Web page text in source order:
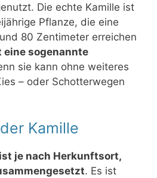
Die echte Kamille ist
Pflanze, die eine
80 Zentimeter erreichen
eine sogenannte
sie kann ohne weiteres
– oder Schotterwegen
Kamille
je nach Herkunftsort,
. Es ist